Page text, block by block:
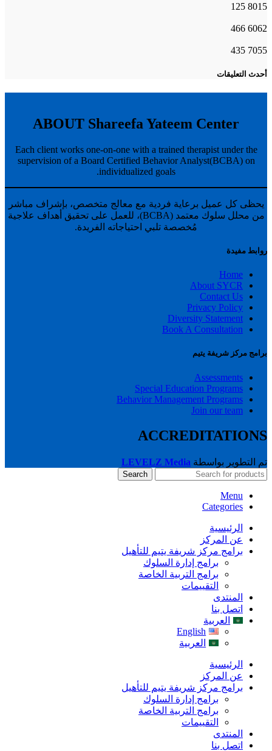
8015
125
6062
466
7055
435
أحدث التعليقات
ABOUT Shareefa Yateem Center
Each client works one-on-one with a trained therapist under the
supervision of a Board Certified Behavior Analyst(BCBA) on
individualized goals.
يحظى كل عميل برعاية فردية مع معالج متخصص، بإشراف مباشر
من محلل سلوك معتمد (BCBA)، للعمل على تحقيق أهداف علاجية
مُخصصة تلبي احتياجاته الفريدة.
روابط مفيدة
Home
About SYCR
Contact Us
Privacy Policy
Diversity Statement
Book A Consultation
برامج مركز شريفة يتيم
Assessments
Special Education Programs
Behavior Management Programs
Join our team
ACCREDITATIONS
تم التطوير بواسطة LEVELZ Media
Search
Menu
Categories
الرئيسية
عن المركز
برامج مركز شريفة يتيم للتأهيل
برامج إدارة السلوك
برامج التربية الخاصة
التقييمات
المنتدى
اتصل بنا
العربية
English
العربية
الرئيسية
عن المركز
برامج مركز شريفة يتيم للتأهيل
برامج إدارة السلوك
برامج التربية الخاصة
التقييمات
المنتدى
اتصل بنا